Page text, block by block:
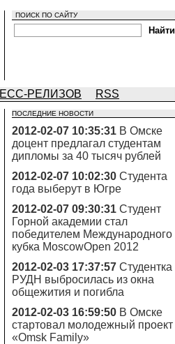
ПОИСК ПО САЙТУ
РЕЛИЗОВ RSS
ПОСЛЕДНИЕ НОВОСТИ
2012-02-07 10:35:31 В Омске
доцент предлагал студентам
дипломы за 40 тысяч рублей
2012-02-07 10:02:30 Студента
года выберут в Югре
2012-02-07 09:30:31 Студент
Горной академии стал
победителем Международного
кубка MoscowOpen 2012
2012-02-03 17:37:57 Студентка
РУДН выбросилась из окна
общежития и погибла
2012-02-03 16:59:50 В Омске
стартовал молодежный проект
«Omsk Family»